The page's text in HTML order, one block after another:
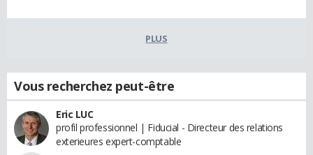
PLUS
Vous recherchez peut-être
Eric LUC
profil professionnel | Fiducial - Directeur des relations
exterieures expert-comptable